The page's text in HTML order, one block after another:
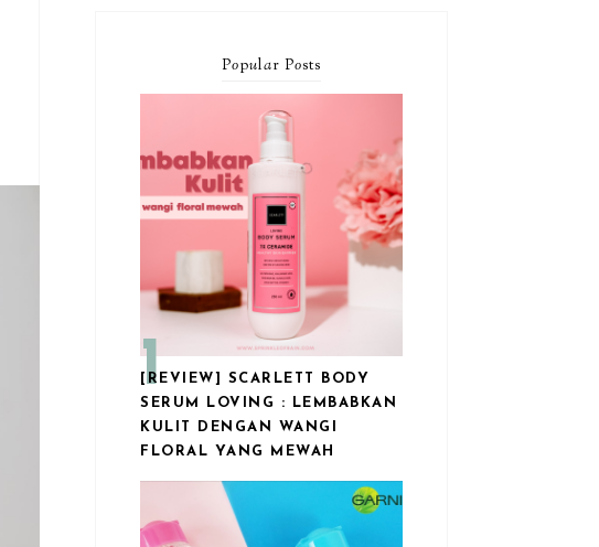
Popular Posts
[REVIEW] SCARLETT BODY
SERUM LOVING : LEMBABKAN
KULIT DENGAN WANGI
FLORAL YANG MEWAH